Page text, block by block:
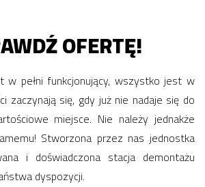
OFERTĘ!
w pełni funkcjonujący, wszystko jest w
zaczynają się, gdy już nie nadaje się do
miejsce. Nie należy jednakże
Stworzona przez nas jednostka
i doświadczona stacja demontażu
dyspozycji.